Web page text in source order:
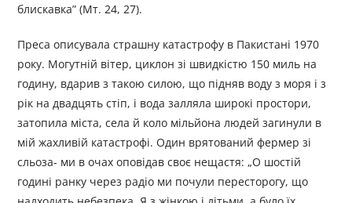
блискавка” (Мт. 24, 27).
Преса описувала страшну катастрофу в Пакистані 1970
року. Могутній вітер, циклон зі швидкістю 150 миль на
годину, вдарив з такою силою, що підняв воду з моря і з
рік на двадцять стіп, і вода залляла широкі простори,
затопила міста, села й коло мільйона людей загинули в
мій жахливій катастрофі. Один врятований фермер зі
сльоза- ми в очах оповідав своє нещастя: „О шостій
годині ранку через радіо ми почули пересторогу, що